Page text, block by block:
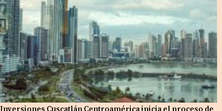
Inversiones Cuscatlán Centroamérica inicia el proceso de